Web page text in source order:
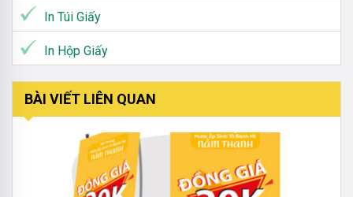
In Túi Giấy
In Hộp Giấy
BÀI VIẾT LIÊN QUAN